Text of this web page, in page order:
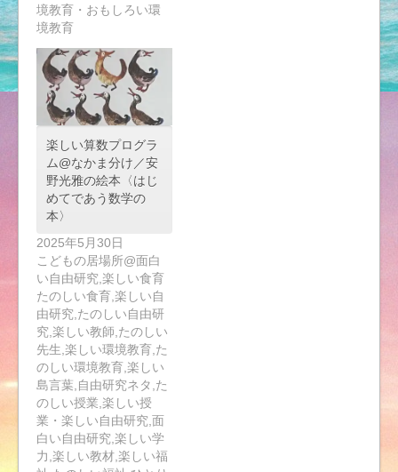
境教育・おもしろい環
境教育
楽しい算数プログラ
ム@なかま分け／安
野光雅の絵本〈はじ
めてであう数学の
本〉
2025年5月30日
こどもの居場所@面白
い自由研究,楽しい食育
たのしい食育,楽しい自
由研究,たのしい自由研
究,楽しい教師,たのしい
先生,楽しい環境教育,た
のしい環境教育,楽しい
島言葉,自由研究ネタ,た
のしい授業,楽しい授
業・楽しい自由研究,面
白い自由研究,楽しい学
力,楽しい教材,楽しい福